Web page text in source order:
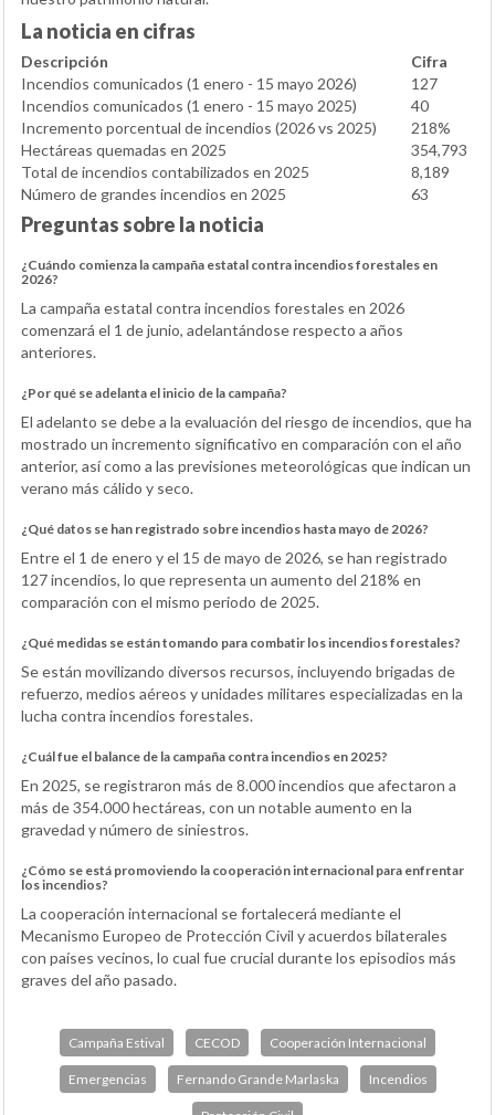
La noticia en cifras
Descripción
Cifra
Incendios comunicados (1 enero - 15 mayo 2026)
127
Incendios comunicados (1 enero - 15 mayo 2025)
40
Incremento porcentual de incendios (2026 vs 2025)
218%
Hectáreas quemadas en 2025
354,793
Total de incendios contabilizados en 2025
8,189
Número de grandes incendios en 2025
63
Preguntas sobre la noticia
¿Cuándo comienza la campaña estatal contra incendios forestales en
2026?
La campaña estatal contra incendios forestales en 2026
comenzará el 1 de junio, adelantándose respecto a años
anteriores.
¿Por qué se adelanta el inicio de la campaña?
El adelanto se debe a la evaluación del riesgo de incendios, que ha
mostrado un incremento significativo en comparación con el año
anterior, así como a las previsiones meteorológicas que indican un
verano más cálido y seco.
¿Qué datos se han registrado sobre incendios hasta mayo de 2026?
Entre el 1 de enero y el 15 de mayo de 2026, se han registrado
127 incendios, lo que representa un aumento del 218% en
comparación con el mismo periodo de 2025.
¿Qué medidas se están tomando para combatir los incendios forestales?
Se están movilizando diversos recursos, incluyendo brigadas de
refuerzo, medios aéreos y unidades militares especializadas en la
lucha contra incendios forestales.
¿Cuál fue el balance de la campaña contra incendios en 2025?
En 2025, se registraron más de 8.000 incendios que afectaron a
más de 354.000 hectáreas, con un notable aumento en la
gravedad y número de siniestros.
¿Cómo se está promoviendo la cooperación internacional para enfrentar
los incendios?
La cooperación internacional se fortalecerá mediante el
Mecanismo Europeo de Protección Civil y acuerdos bilaterales
con países vecinos, lo cual fue crucial durante los episodios más
graves del año pasado.
Campaña Estival CECOD Cooperación Internacional
Emergencias Fernando Grande Marlaska Incendios